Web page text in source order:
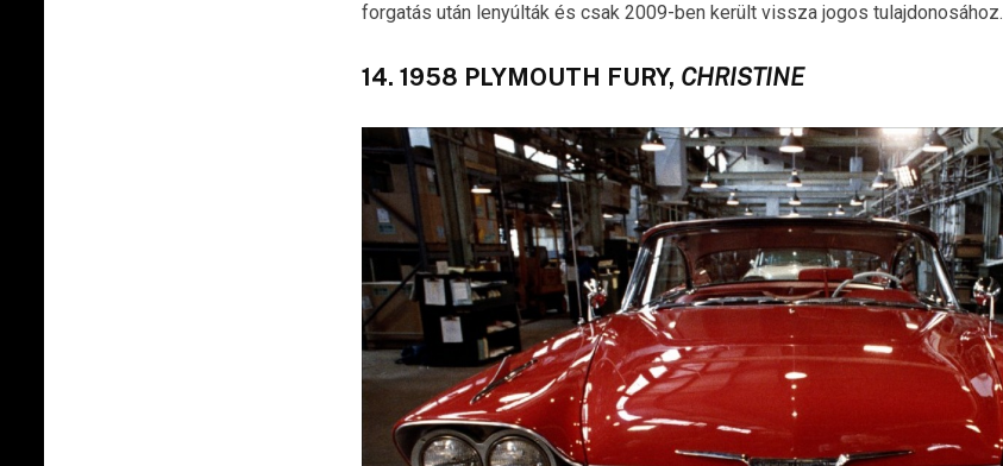
forgatás után lenyúlták és csak 2009-ben került vissza jogos tulajdonosához.
14. 1958 PLYMOUTH FURY, CHRISTINE